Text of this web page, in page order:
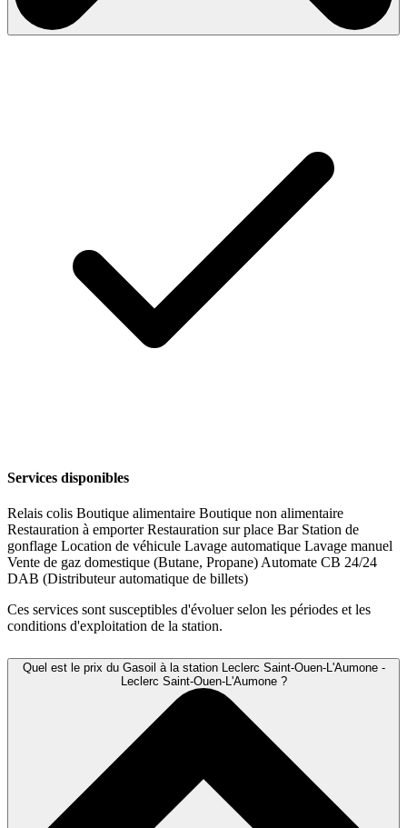
Services disponibles
Relais colis Boutique alimentaire Boutique non alimentaire
Restauration à emporterRestauration sur place Bar Station de
gonflage Location de véhicule Lavage automatique Lavage manuel
Vente de gaz domestique (Butane, Propane) Automate CB 24/24
DAB (Distributeur automatique de billets)
Ces services sont susceptibles d'évoluer selon les périodes et les
conditions d'exploitation de la station.
Quel est le prix du Gasoil à la station Leclerc Saint-Ouen-L'Aumone -
Leclerc Saint-Ouen-L'Aumone ?